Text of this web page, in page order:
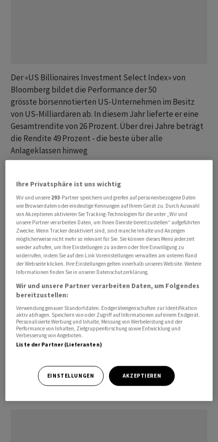
Der «US Billionaires Investment Select Index» von
Bloomberg bildet die Performance der 50
grösste börsennotierten US-Unternehmen im Besitz
von US-Milliardären ab. In diesem Jahr lieferte er eine
Gesamtrendite von 26 Prozent. Über drei Jahre beträgt
die Rendite 49 Prozent - die beste über alle
Anlageklassen hinweg
Jahr entsprach damit dem «Bloomberg Galaxy Crypto
Index». Derweil stieg der «Bloomberg Commodity
Index» um 4 Prozent, während der «Bloomberg Fixed
Income Global Aggregate Total Return Index» um 2,6
Prozent fiel. Über drei Jahre hinweg übertrifft der
Bloomberg-Milliardärs-Investmentindex mit seiner 49-
Prozent-Rendite den Krypto-Index, der mit 38 Prozent
Rendite den zweiten Platz belegt.
Hohes Gewicht des Technologiesektors
Zu den Top-Beteiligungen gehörenNvidia,
Broadcom,MicrosoftundSalesforce. Letzteres ist ein
amerikanisches Softwareunternehmen, das Cloud-
Valor hat in den letzten zwei Jahrzehnten zusehends an
Wert gewonnen, musste sich in vergangenen zwei
Ihre Privatsphäre ist uns wichtig
Wir und unsere 293-Partner speichern und greifen auf personenbezogene Daten
wie Browserdaten oder eindeutige Kennungen auf Ihrem Gerät zu. Durch Auswahl
von Akzeptieren aktivieren Sie Tracking-Technologien für die unter „Wir und
unsere Partner verarbeiten Daten, um Ihnen Dienste bereitzustellen“ aufgeführten
Zwecke. Wenn Tracker deaktiviert sind, sind manche Inhalte und Anzeigen
möglicherweise nicht mehr so relevant für Sie. Sie können dieses Menü jederzeit
wieder aufrufen, um Ihre Einstellungen zu ändern oder Ihre Einwilligung zu
widerrufen, indem Sie auf den Link Voreinstellungen verwalten am unteren Rand
der Webseite klicken. Ihre Einstellungen gelten innerhalb unseres Website. Weitere
Informationen finden Sie in unserer Datenschutzerklärung.
Wir und unsere Partner verarbeiten Daten, um Folgendes
bereitzustellen:
Verwendung genauer Standortdaten. Endgeräteeigenschaften zur Identifikation
aktiv abfragen. Speichern von oder Zugriff auf Informationen auf einem Endgerät.
Personalisierte Werbung und Inhalte, Messung von Werbeleistung und der
Performance von Inhalten, Zielgruppenforschung sowie Entwicklung und
Verbesserung von Angeboten.
Liste der Partner (Lieferanten)
EINSTELLUNGEN AKZEPTIEREN